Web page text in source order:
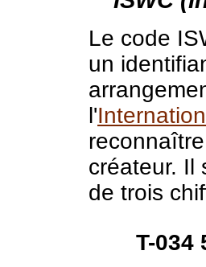
Le code
un
l'
créateur. Il
de trois
T-034